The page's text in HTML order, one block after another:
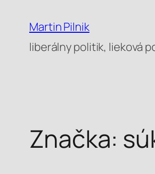
obsah
Martin Pilnik
liberálny politik, lieková
Značka: